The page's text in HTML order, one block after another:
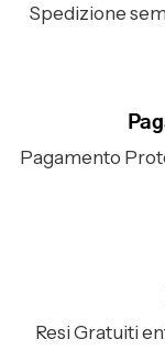
Spedizione
Pagamento
Resi Gratuiti